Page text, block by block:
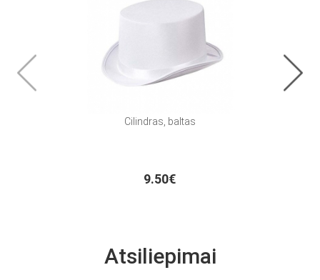
Cilindras, baltas
9.50€
Atsiliepimai